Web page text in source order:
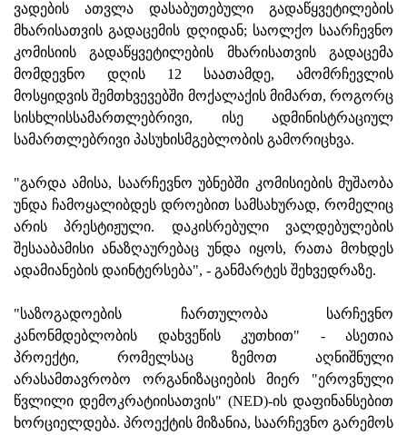
ვადების ათვლა დასაბუთებული გადაწყვეტილების
მხარისათვის გადაცემის დღიდან; საოლქო საარჩევნო
კომისიის გადაწყვეტილების მხარისათვის გადაცემა
მომდევნო დღის 12 საათამდე, ამომრჩევლის
მოსყიდვის შემთხვევებში მოქალაქის მიმართ, როგორც
სისხლისსამართლებრივი, ისე ადმინისტრაციულ
სამართლებრივი პასუხისმგებლობის გამორიცხვა.
"გარდა ამისა, საარჩევნო უბნებში კომისიების მუშაობა
უნდა ჩამოყალიბდეს დროებით სამსახურად, რომელიც
არის პრესტიჟული. დაკისრებული ვალდებულების
შესააბამისი ანაზღაურებაც უნდა იყოს, რათა მოხდეს
ადამიანების დაინტერსება", - განმარტეს შეხვედრაზე.
"საზოგადოების ჩართულობა სარჩევნო
კანონმდებლობის დახვეწის კუთხით" - ასეთია
პროექტი, რომელსაც ზემოთ აღნიშნული
არასამთავრობო ორგანიზაციების მიერ "ეროვნული
წვლილი დემოკრატიისათვის" (NED)-ის დაფინანსებით
ხორციელდება. პროექტის მიზანია, საარჩევნო გარემოს